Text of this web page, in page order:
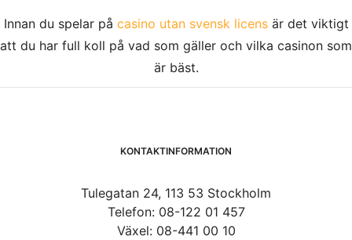
Innan du spelar på casino utan svensk licensär det viktigt
att du har full koll på vad som gäller och vilka casinon som
är bäst.
KONTAKTINFORMATION
Tulegatan 24, 113 53 Stockholm
Telefon: 08-122 01 457
Växel: 08-441 00 10